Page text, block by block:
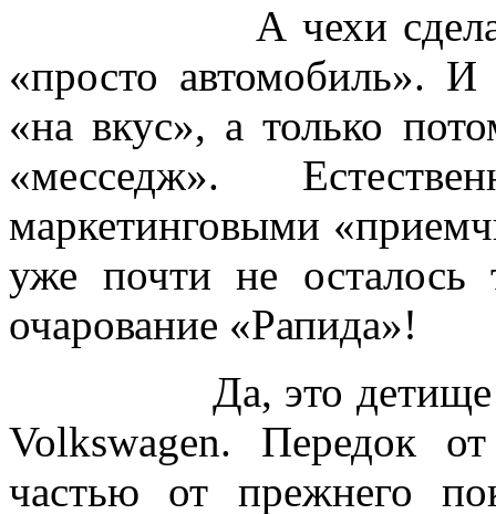
А чехи сделали
«просто автомобиль». И
«на вкус», а только
«месседж».
маркетинговыми
уже почти не
очарование «Рапида»!
Да, это детище
Volkswagen. Передок
частью от прежнего